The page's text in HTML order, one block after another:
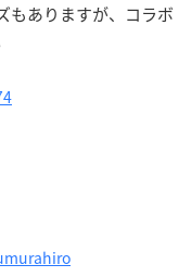
もありますが、コラボ